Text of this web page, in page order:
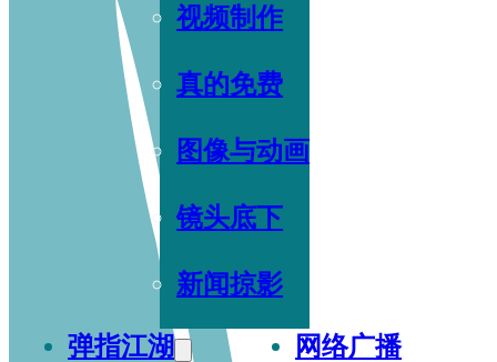
视频制作
真的免费
图像与动画
镜头底下
新闻掠影
弹指江湖 网络广播